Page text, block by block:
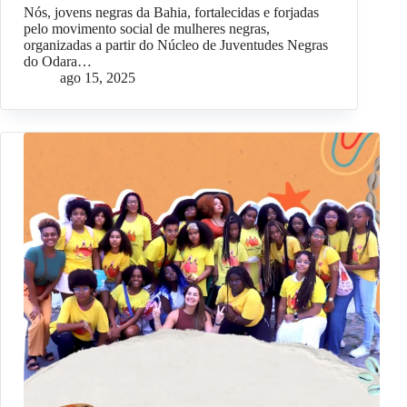
Nós, jovens negras da Bahia, fortalecidas e forjadas
pelo movimento social de mulheres negras,
organizadas a partir do Núcleo de Juventudes Negras
do Odara…
ago 15, 2025